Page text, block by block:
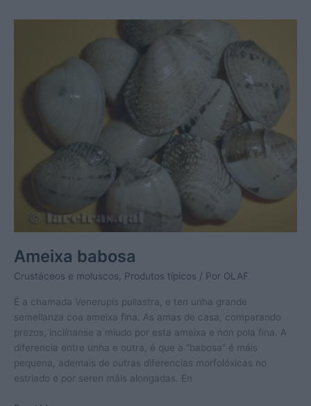
Ameixa babosa
Crustáceos e moluscos Produtos típicos / Por OLAF
É a chamada Venerupis pullastra, e ten unha grande
semellanza coa ameixa fina. As amas de casa, comparando
prezos, inclínanse a miudo por esta ameixa e non pola fina. A
diferencia entre unha e outra, é que a “babosa” é máis
pequena, ademais de outras diferencias morfolóxicas no
estriado e por seren máis alongadas. En